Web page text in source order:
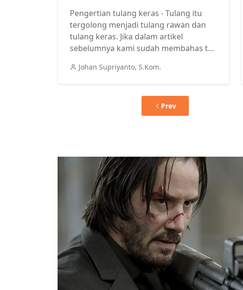
Pengertian tulang keras - Tulang itu
tergolong menjadi tulang rawan dan
tulang keras. Jika dalam artikel
sebelumnya kami sudah membahas t...
Johan Supriyanto, S.Kom.
Prev